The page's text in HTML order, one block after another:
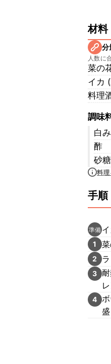
材料
分
人数に
菜の
イカ
料理
調味
白
酢
砂糖
料
手順
準備
1
2
3
4